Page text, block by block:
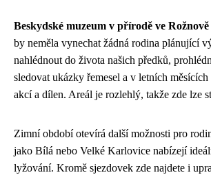
Beskydské muzeum v přírodě ve
by neměla vynechat žádná rodina plánující
nahlédnout do života našich předků,
sledovat ukázky řemesel a v letních
akcí a dílen. Areál je rozlehlý, takže zde lze
Zimní období otevírá další možnosti pro
jako Bílá nebo Velké Karlovice nabízejí
lyžování. Kromě sjezdovek zde najdete i